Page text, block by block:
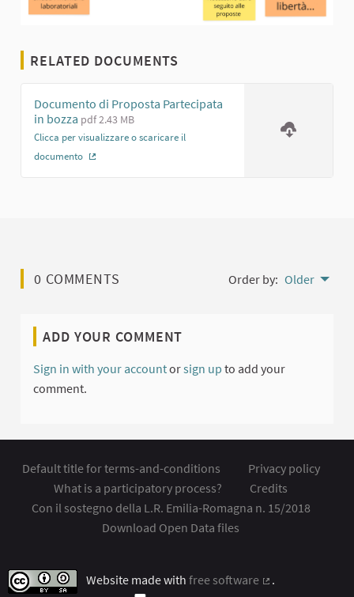
RELATED DOCUMENTS
Documento di Proposta Partecipata
in bozza pdf 2.43 MB
Clicca per visualizzare o scaricare il
documento
0 COMMENTS Order by: Older
ADD YOUR COMMENT
Sign in with your accountorsign up to add your
comment.
Default title for terms-and-conditions
Privacy policy
What is a participatory process?
Credits
Con il sostegno della L.R. Emilia-Romagna n. 15/2018
Download Open Data files
Website made with free software
.